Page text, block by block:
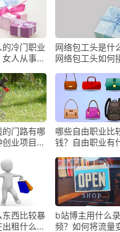
的冷门职业
人从事哪
网络包工头是什
网络包工头如何
的门路有哪
业项目推
哪些自由职业比
钱？自由职业有
东西比较暴
租什么更
b站博主用什么
频？如何将流量